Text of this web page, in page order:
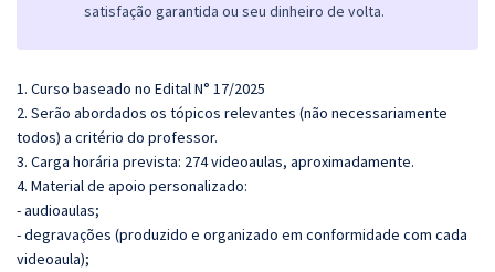
satisfação garantida ou seu dinheiro de volta.
1. Curso baseado no Edital N° 17/2025
2. Serão abordados os tópicos relevantes (não necessariamente
todos) a critério do professor.
3. Carga horária prevista: 274 videoaulas, aproximadamente.
4. Material de apoio personalizado:
- audioaulas;
- degravações (produzido e organizado em conformidade com cada
videoaula);